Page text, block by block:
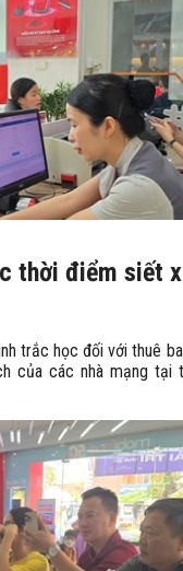
thời điểm siết
trắc học đối với thuê
của các nhà mạng tại